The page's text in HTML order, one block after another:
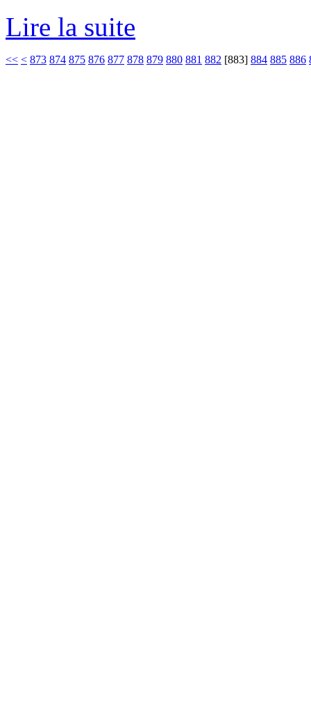
Lire la suite
<< < 873 874 875 876 877 878 879 880 881 882 [883] 884 885 886